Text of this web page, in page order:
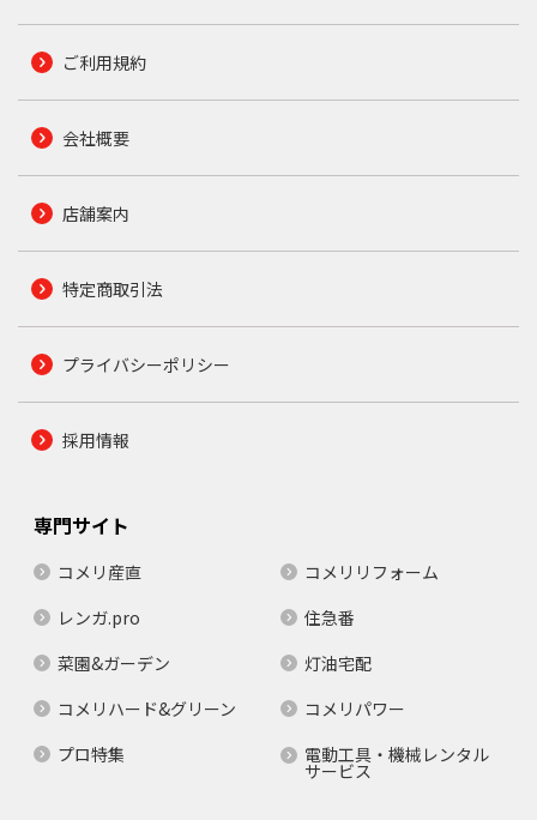
ご利用規約
会社概要
店舗案内
特定商取引法
プライバシーポリシー
採用情報
専門サイト
コメリ産直
コメリリフォーム
レンガ.pro
住急番
菜園&ガーデン
灯油宅配
コメリハード&グリーン
コメリパワー
プロ特集
電動工具・機械レンタル
サービス